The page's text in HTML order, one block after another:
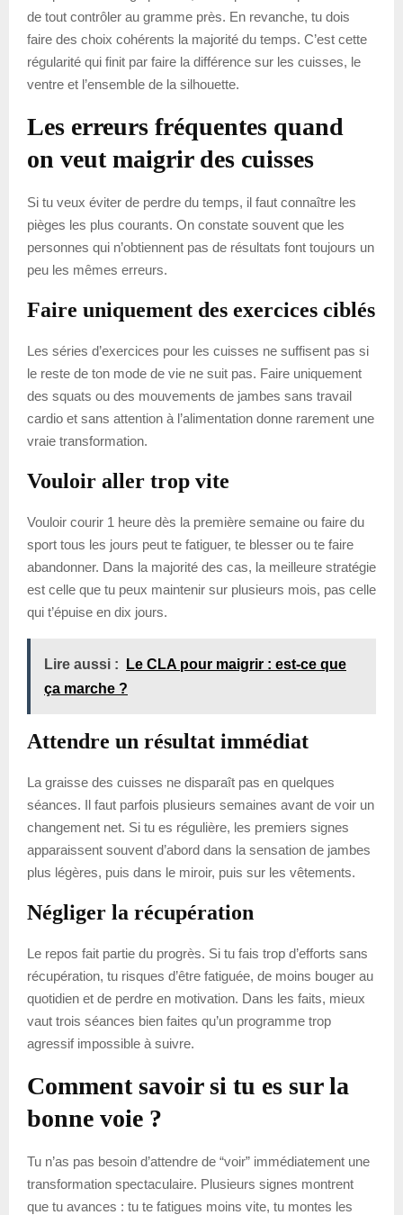
de tout contrôler au gramme près. En revanche, tu dois
faire des choix cohérents la majorité du temps. C’est cette
régularité qui finit par faire la différence sur les cuisses, le
ventre et l’ensemble de la silhouette.
Les erreurs fréquentes quand
on veut maigrir des cuisses
Si tu veux éviter de perdre du temps, il faut connaître les
pièges les plus courants. On constate souvent que les
personnes qui n’obtiennent pas de résultats font toujours un
peu les mêmes erreurs.
Faire uniquement des exercices ciblés
Les séries d’exercices pour les cuisses ne suffisent pas si
le reste de ton mode de vie ne suit pas. Faire uniquement
des squats ou des mouvements de jambes sans travail
cardio et sans attention à l’alimentation donne rarement une
vraie transformation.
Vouloir aller trop vite
Vouloir courir 1 heure dès la première semaine ou faire du
sport tous les jours peut te fatiguer, te blesser ou te faire
abandonner. Dans la majorité des cas, la meilleure stratégie
est celle que tu peux maintenir sur plusieurs mois, pas celle
qui t’épuise en dix jours.
Lire aussi :
Le CLA pour maigrir : est-ce que
ça marche ?
Attendre un résultat immédiat
La graisse des cuisses ne disparaît pas en quelques
séances. Il faut parfois plusieurs semaines avant de voir un
changement net. Si tu es régulière, les premiers signes
apparaissent souvent d’abord dans la sensation de jambes
plus légères, puis dans le miroir, puis sur les vêtements.
Négliger la récupération
Le repos fait partie du progrès. Si tu fais trop d’efforts sans
récupération, tu risques d’être fatiguée, de moins bouger au
quotidien et de perdre en motivation. Dans les faits, mieux
vaut trois séances bien faites qu’un programme trop
agressif impossible à suivre.
Comment savoir si tu es sur la
bonne voie ?
Tu n’as pas besoin d’attendre de “voir” immédiatement une
transformation spectaculaire. Plusieurs signes montrent
que tu avances : tu te fatigues moins vite, tu montes les